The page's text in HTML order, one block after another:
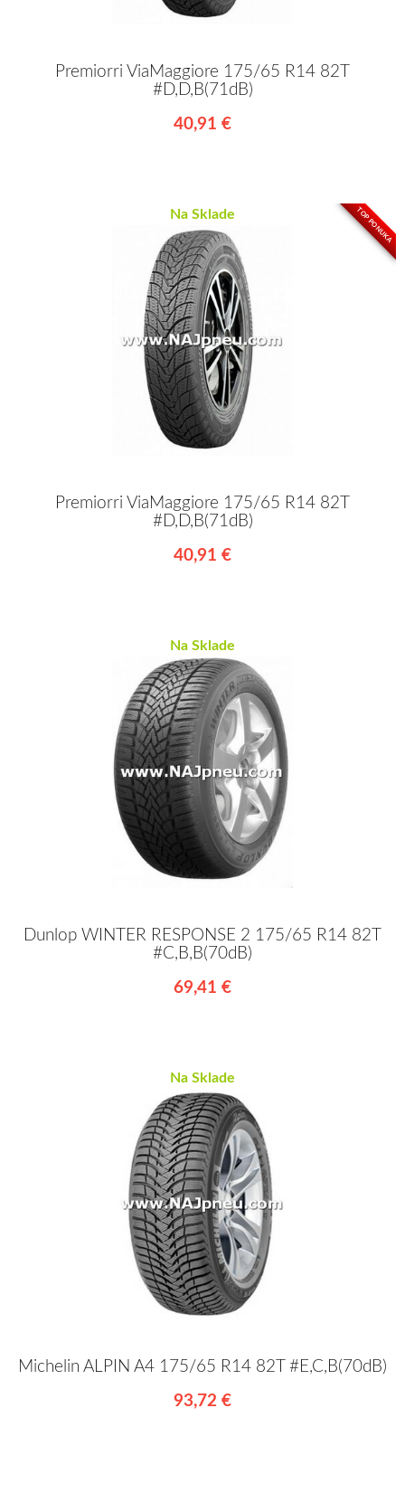
Premiorri ViaMaggiore 175/65 R14 82T
#D,D,B(71dB)
40,91 €
TOP PONUKA
Na Sklade
Premiorri ViaMaggiore 175/65 R14 82T
#D,D,B(71dB)
40,91 €
Na Sklade
Dunlop WINTER RESPONSE 2 175/65 R14 82T
#C,B,B(70dB)
69,41 €
Na Sklade
Michelin ALPIN A4 175/65 R14 82T #E,C,B(70dB)
93,72 €